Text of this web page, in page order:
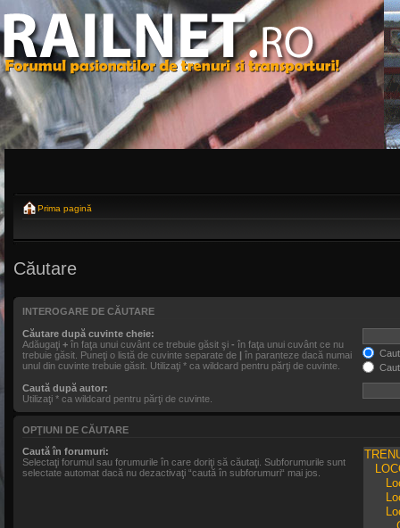
Prima pagină
Căutare
INTEROGARE DE CĂUTARE
Căutare după cuvinte cheie:
Adăugaţi +în faţa unui cuvânt ce trebuie găsit şi - în faţa unui cuvânt ce nu
trebuie găsit. Puneţi o listă de cuvinte separate de | în paranteze dacă numai
unul din cuvinte trebuie găsit. Utilizaţi * ca wildcard pentru părţi de cuvinte.
Caută după autor:
Utilizaţi * ca wildcard pentru părţi de cuvinte.
OPŢIUNI DE CĂUTARE
Caută în forumuri:
Selectaţi forumul sau forumurile în care doriţi să căutaţi. Subforumurile sunt
selectate automat dacă nu dezactivaţi “caută în subforumuri“ mai jos.